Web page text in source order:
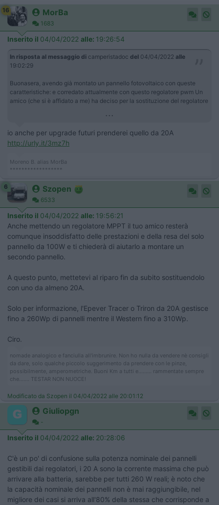
16 MorBa
1683
Inserito il 04/04/2022 alle: 19:26:54
In risposta al messaggio di camperistadoc del 04/04/2022 alle
19:02:29
Buonasera, avendo già montato un pannello fotovoltaico con queste
caratteristiche: e corredato attualmente con questo regolatore pwm Un
amico (che si è affidato a me) ha deciso per la sostituzione del regolatore
...
io anche per upgrade futuri prenderei quello da 20A
http://urly.it/3mz7h
Moreno B. alias MorBa
******************
6 Szopen
6533
Inserito il 04/04/2022 alle: 19:56:21
Anche mettendo un regolatore MPPT il tuo amico resterà
comunque insoddisfatto delle prestazioni e della resa del solo
pannello da 100W e ti chiederà di aiutarlo a montare un
secondo pannello.
A questo punto, mettetevi al riparo fin da subito sostituendolo
con uno da almeno 20A.
Solo per informazione, l'Epever Tracer o Triron da 20A gestisce
fino a 260Wp di pannelli mentre il Western fino a 310Wp.
Ciro.
nomade analogico e fanciulla all'imbrunire. Non ho nulla da vendere nè consigli
da dare, solo qualche piccolo suggerimento da prendere con le pinze,
possibilmente, amperometriche. Buoni Km a tutti e......... rammentate sempre
che....... TESTAR NON NUOCE!
Modificato da Szopen il 04/04/2022 alle 20:01:12
Giuliopgn
-
Inserito il 04/04/2022 alle: 20:28:06
C'è un po' di confusione sulla potenza nominale dei pannelli
gestibili dai regolatori, i 20 A sono la corrente massima che può
arrivare alla batteria, sarebbe per tutti 260 W reali; è noto che
la capacità nominale dei pannelli non è mai raggiungibile, nel
migliore dei casi si arriva all'80% della stessa che corrisponde a